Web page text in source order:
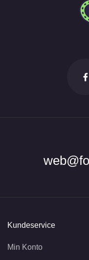
Kundeservice
Min Konto